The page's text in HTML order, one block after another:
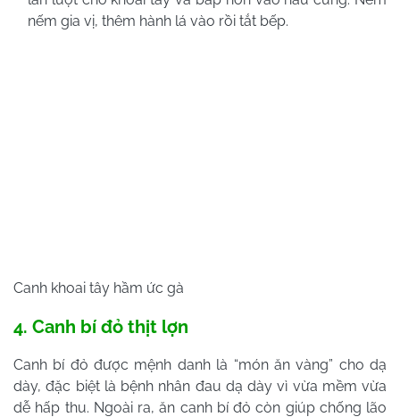
nếm gia vị, thêm hành lá vào rồi tắt bếp.
Canh khoai tây hầm ức gà
4. Canh bí đỏ thịt lợn
Canh bí đỏ được mệnh danh là “món ăn vàng” cho dạ
dày, đặc biệt là bệnh nhân đau dạ dày vì vừa mềm vừa
dễ hấp thu. Ngoài ra, ăn canh bí đỏ còn giúp chống lão